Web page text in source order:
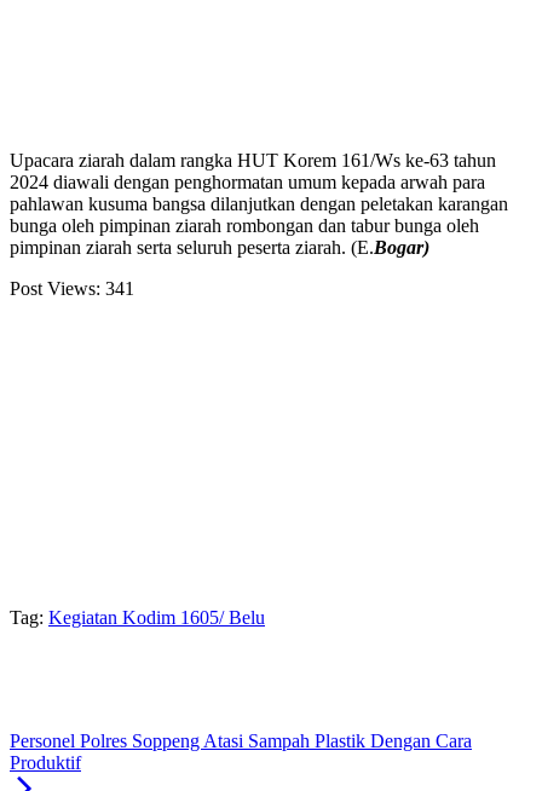
Upacara ziarah dalam rangka HUT Korem 161/Ws ke-63 tahun
2024 diawali dengan penghormatan umum kepada arwah para
pahlawan kusuma bangsa dilanjutkan dengan peletakan karangan
bunga oleh pimpinan ziarah rombongan dan tabur bunga oleh
pimpinan ziarah serta seluruh peserta ziarah. (E.Bogar)
Post Views: 341
Tag: Kegiatan Kodim 1605/ Belu
Personel Polres Soppeng Atasi Sampah Plastik Dengan Cara
Produktif